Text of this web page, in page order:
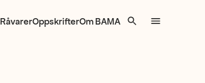
RåvarerOppskrifterOm BAMA